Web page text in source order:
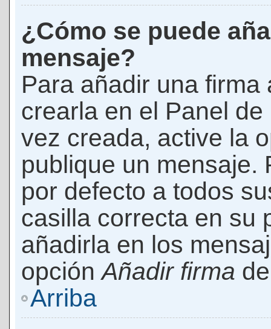
¿Cómo se puede
mensaje?
Para añadir una
crearla en el Panel
vez creada, active la
publique un mensaje.
por defecto a todos
casilla correcta en su
añadirla en los
opciónAñadir firma
Arriba